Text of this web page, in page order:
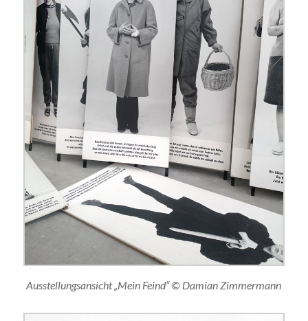
Ausstellungsansicht „Mein Feind“ © Damian Zimmermann